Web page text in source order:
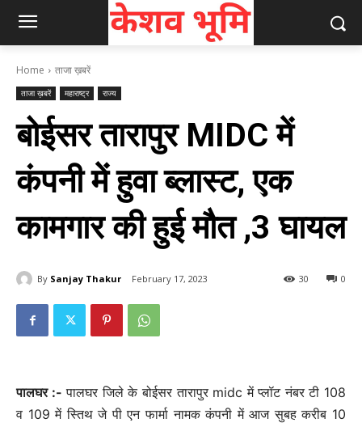
Home ताजा ख़बरें
ताजा ख़बरें महाराष्ट्र राज्य
बोईसर तारापुर MIDC में
कंपनी में हुवा ब्लास्ट, एक
कामगार की हुई मौत ,3 घायल
By Sanjay Thakur February 17, 2023 0
30
पालघर :- पालघर जिले के बोईसर तारापुर midc में प्लॉट नंबर टी 108
व 109 में स्तिथ जे पी एन फार्मा नामक कंपनी में आज सुबह करीब 10